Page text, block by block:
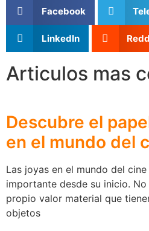
Facebook
LinkedIn
Articulos mas
Descubre el
en el mundo del
Las joyas en el mundo del
importante desde su inicio.
propio valor material que
objetos